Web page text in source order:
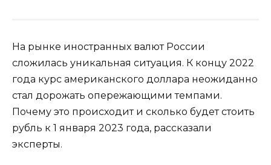
На рынке иностранных валют России
сложилась уникальная ситуация. К концу 2022
года курс американского доллара неожиданно
стал дорожать опережающими темпами.
Почему это происходит и сколько будет стоить
рубль к 1 января 2023 года, рассказали
эксперты.